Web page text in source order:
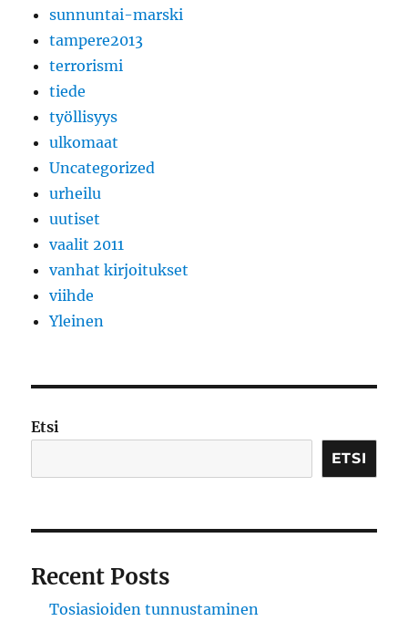
sunnuntai-marski
tampere2013
terrorismi
tiede
työllisyys
ulkomaat
Uncategorized
urheilu
uutiset
vaalit 2011
vanhat kirjoitukset
viihde
Yleinen
Etsi
ETSI
Recent Posts
Tosiasioiden tunnustaminen